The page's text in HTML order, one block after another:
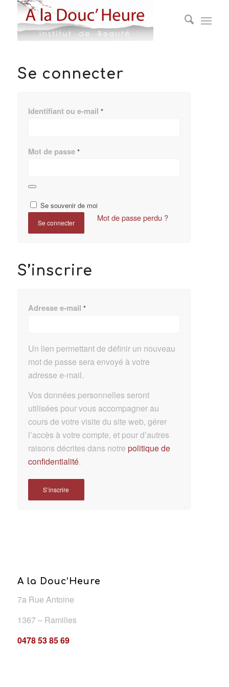
Se connecter
Identifiant ou e-mail *
Mot de passe *
Se souvenir de moi
Se connecter Mot de passe perdu ?
S’inscrire
Adresse e-mail *
Un lien permettant de définir un nouveau
mot de passe sera envoyé à votre
adresse e-mail.
Vos données personnelles seront
utilisées pour vous accompagner au
cours de votre visite du site web, gérer
l’accès à votre compte, et pour d’autres
raisons décrites dans notre politique de
confidentialité.
S’inscrire
A la Douc’Heure
7a Rue Antoine
1367 – Ramilies
0478 53 85 69